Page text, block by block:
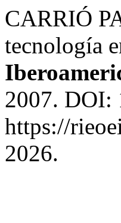
CARRIÓ
tecnología
2007. DOI:
https://
2026.